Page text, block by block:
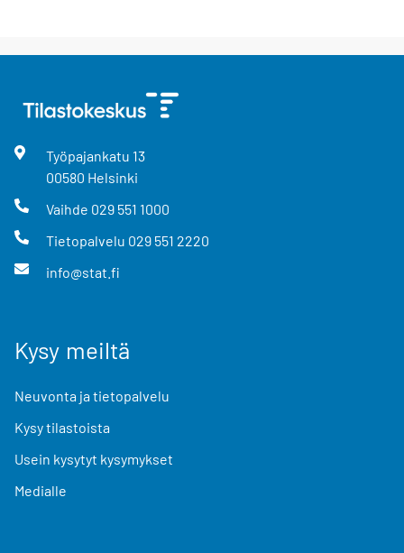
Työpajankatu 13
00580 Helsinki
Vaihde 029 551 1000
Tietopalvelu 029 551 2220
info@stat.fi
Kysy meiltä
Neuvonta ja tietopalvelu
Kysy tilastoista
Usein kysytyt kysymykset
Medialle